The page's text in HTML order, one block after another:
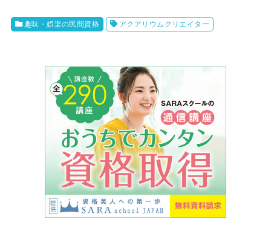
趣味・娯楽の民間資格 アクアリウムクリエイター